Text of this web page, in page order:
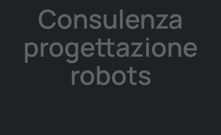
Consulenza
progettazione
robots